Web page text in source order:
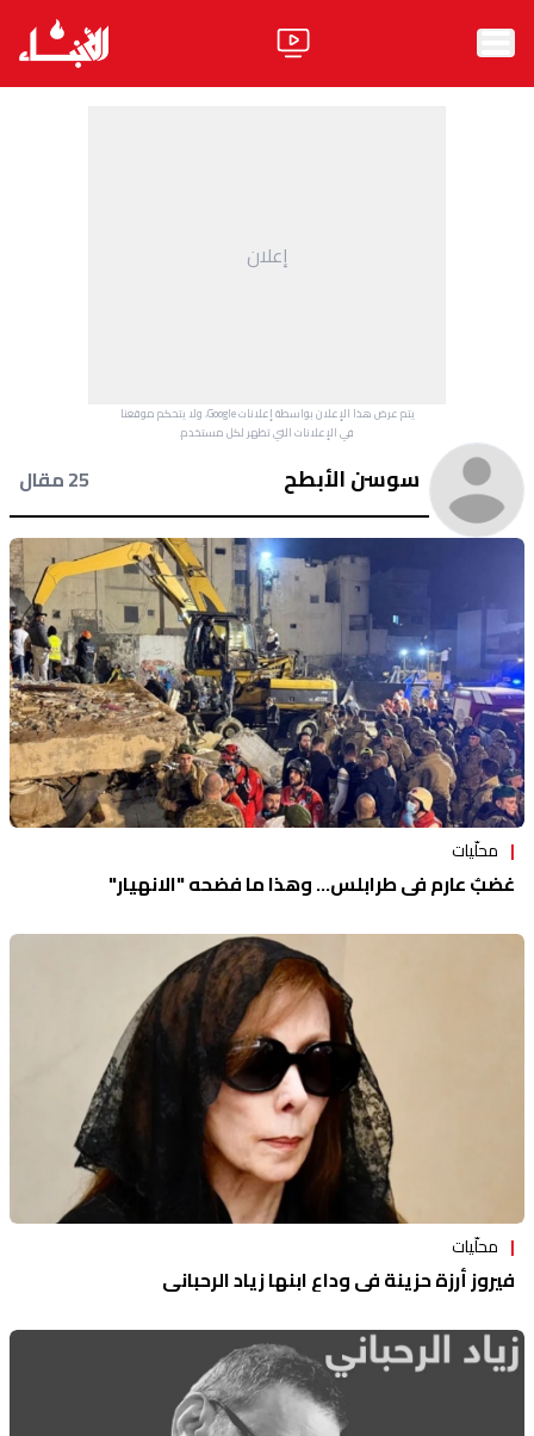
ثقافة ومجتمع
ابحث
إعلان
يتم عرض هذا الإعلان بواسطة إعلانات Google، ولا يتحكم موقعنا
في الإعلانات التي تظهر لكل مستخدم.
سوسن الأبطح 25 مقال
محلّيات
غضبٌ عارم في طرابلس... وهذا ما فضحه "الانهيار"
محلّيات
فيروز أرزة حزينة في وداع ابنها زياد الرحباني